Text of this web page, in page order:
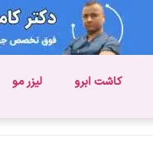
کاشت ابرو لیزر مو